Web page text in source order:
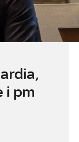
i pm